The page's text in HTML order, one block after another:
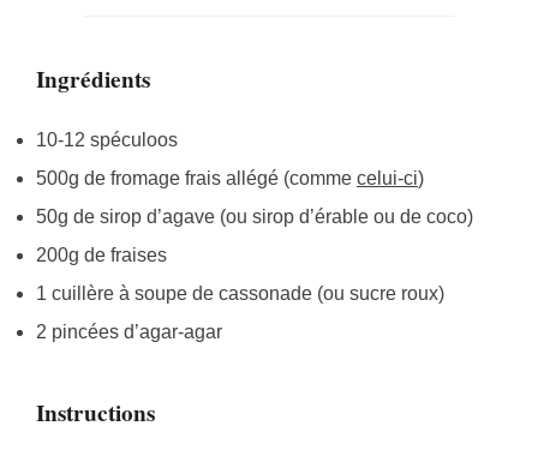
Ingrédients
10-12 spéculoos
500g de fromage frais allégé (comme celui-ci)
50g de sirop d’agave (ou sirop d’érable ou de coco)
200g de fraises
1 cuillère à soupe de cassonade (ou sucre roux)
2 pincées d’agar-agar
Instructions